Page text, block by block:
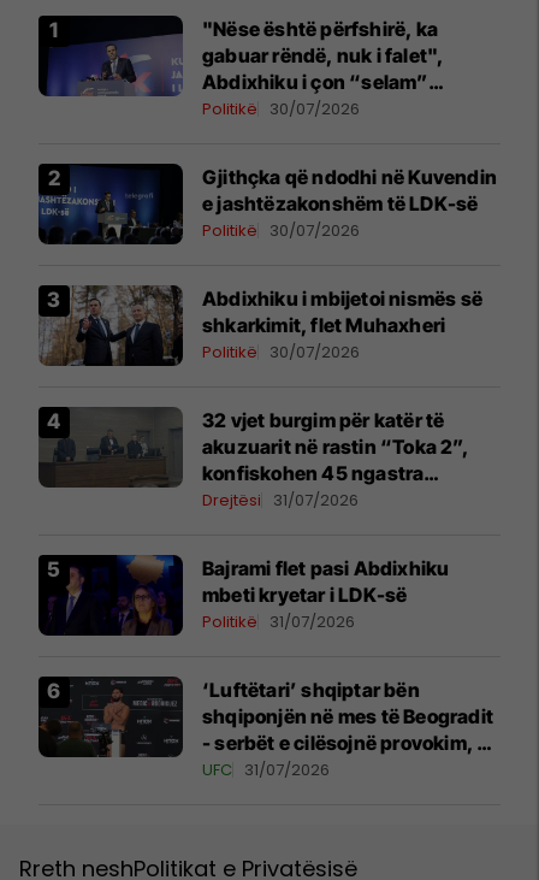
"Nëse është përfshirë, ka
gabuar rëndë, nuk i falet",
Abdixhiku i çon “selam”
Përparim Ramës
Politikë 30/07/2026
Gjithçka që ndodhi në Kuvendin
e jashtëzakonshëm të LDK-së
Politikë 30/07/2026
Abdixhiku i mbijetoi nismës së
shkarkimit, flet Muhaxheri
Politikë 30/07/2026
32 vjet burgim për katër të
akuzuarit në rastin “Toka 2”,
konfiskohen 45 ngastra
kadastrale
Drejtësi 31/07/2026
Bajrami flet pasi Abdixhiku
mbeti kryetar i LDK-së
Politikë 31/07/2026
‘Luftëtari’ shqiptar bën
shqiponjën në mes të Beogradit
- serbët e cilësojnë provokim, ai
e cilëson simbol të identitetit
UFC 31/07/2026
Rreth neshPolitikat e Privatësisë